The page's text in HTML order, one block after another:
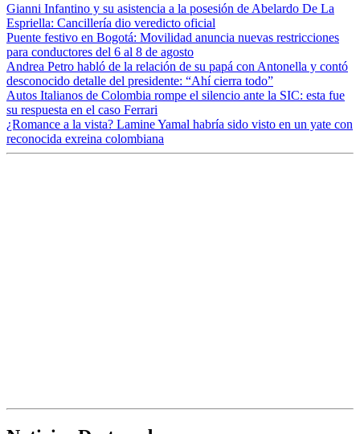
Gianni Infantino y su asistencia a la posesión de Abelardo De La
Espriella: Cancillería dio veredicto oficial
Puente festivo en Bogotá: Movilidad anuncia nuevas restricciones
para conductores del 6 al 8 de agosto
Andrea Petro habló de la relación de su papá con Antonella y contó
desconocido detalle del presidente: “Ahí cierra todo”
Autos Italianos de Colombia rompe el silencio ante la SIC: esta fue
su respuesta en el caso Ferrari
¿Romance a la vista? Lamine Yamal habría sido visto en un yate con
reconocida exreina colombiana